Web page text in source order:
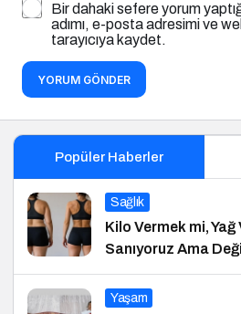
Bir dahaki sefere yorum
adımı, e-posta adresimi ve
tarayıcıya kaydet.
YORUM GÖNDER
Popüler Haberler
Sağlık
Kilo Vermek mi, Yağ
Sanıyoruz Ama
Yaşam